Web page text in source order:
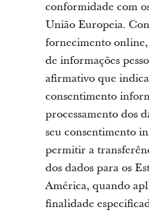
conformidade com
União Europeia.
fornecimento
de informações
afirmativo que
consentimento
processamento dos
seu consentimento
permitir a
dos dados para os
América, quando
finalidade